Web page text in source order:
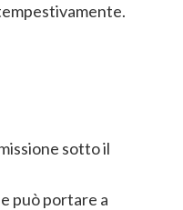
sotto il
può portare a